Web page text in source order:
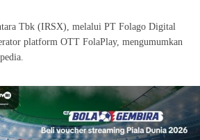
Tbk (IRSX), melalui PT Folago Digital
platform OTT FolaPlay, mengumumkan